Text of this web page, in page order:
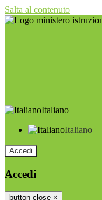
Salta al contenuto
Italiano
Italiano
Accedi
Accedi
button close ×